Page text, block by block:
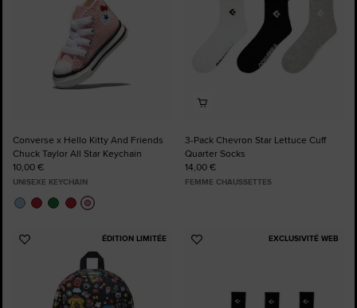
Converse x Hello Kitty And Friends
Chuck Taylor All Star Keychain
10,00 €
UNISEXE KEYCHAIN
3-Pack Chevron Star Lettuce Cuff
Quarter Socks
14,00 €
FEMME CHAUSSETTES
ÉDITION LIMITÉE
Ajouter
EXCLUSIVITÉ WEB
Ajouter